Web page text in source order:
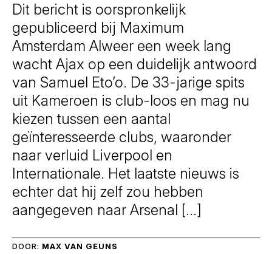
Dit bericht is oorspronkelijk
gepubliceerd bij Maximum
Amsterdam Alweer een week lang
wacht Ajax op een duidelijk antwoord
van Samuel Eto’o. De 33-jarige spits
uit Kameroen is club-loos en mag nu
kiezen tussen een aantal
geïnteresseerde clubs, waaronder
naar verluid Liverpool en
Internationale. Het laatste nieuws is
echter dat hij zelf zou hebben
aangegeven naar Arsenal […]
DOOR: MAX VAN GEUNS